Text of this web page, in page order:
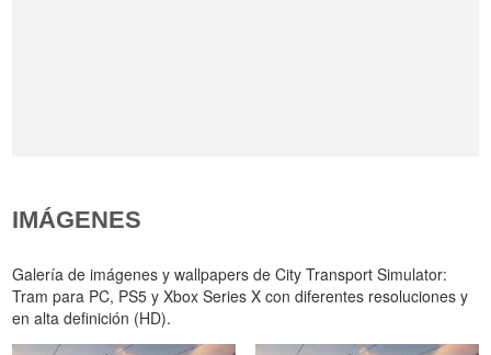
IMÁGENES
Galería de imágenes y wallpapers de City Transport Simulator:
Tram para PC, PS5 y Xbox Series X con diferentes resoluciones y
en alta definición (HD).